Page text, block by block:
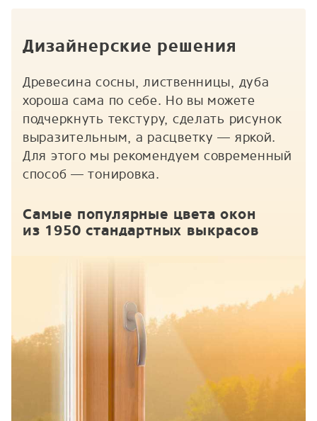
Дизайнерские решения
Древесина сосны, лиственницы, дуба
хороша сама по себе. Но вы можете
подчеркнуть текстуру, сделать рисунок
выразительным, а расцветку — яркой.
Для этого мы рекомендуем современный
способ — тонировка.
Самые популярные цвета окон
из 1950 стандартных выкрасов